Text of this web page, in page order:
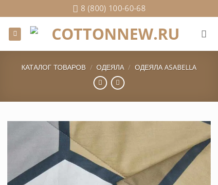
to
content
8 (800) 100-60-68
КАТАЛОГ ТОВАРОВ / ОДЕЯЛА / ОДЕЯЛА ASABELLA